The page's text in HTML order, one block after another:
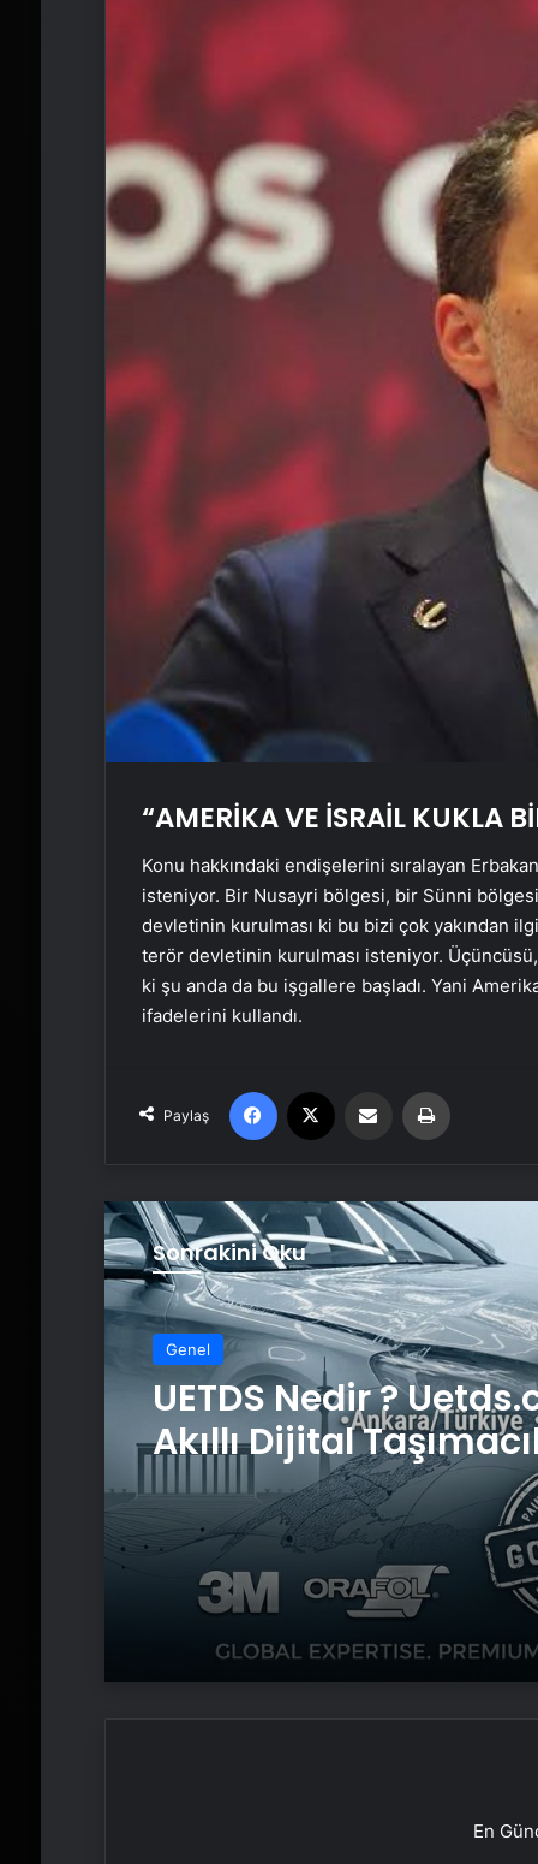
“AMERİKA VE İSRAİL KUKLA
Konu hakkındaki endişelerini sıralayan
isteniyor. Bir Nusayri bölgesi, bir Sünni
devletinin kurulması ki bu bizi çok yakından
terör devletinin kurulması isteniyor.
ki şu anda da bu işgallere başladı. Yani
ifadelerini kullandı.
Paylaş
Facebook Email'den paylaş
Sonrakini Oku
Genel
UETDS Nedir ?
Akıllı Dijital
Yazılımı
En